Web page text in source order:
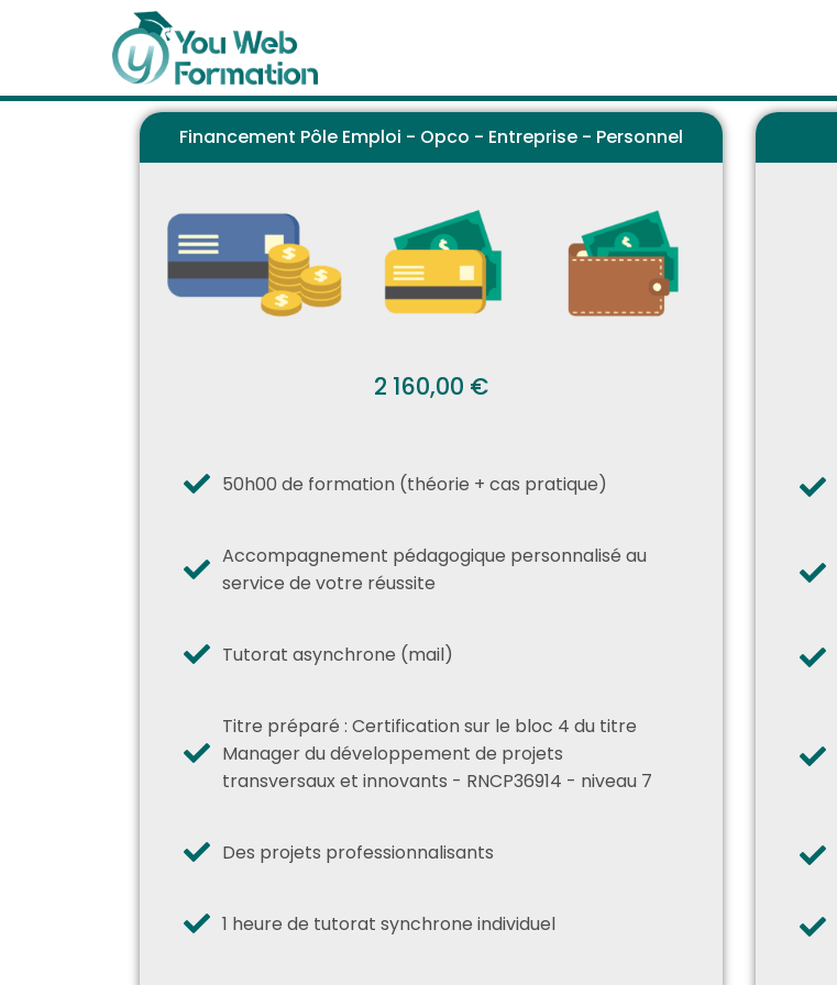
Financement Pôle Emploi - Opco - Entreprise - Personnel
2 160,00 €
50h00 de formation (théorie + cas pratique)
Accompagnement pédagogique personnalisé au
service de votre réussite
Tutorat asynchrone (mail)
Titre préparé : Certification sur le bloc 4 du titre
Manager du développement de projets
transversaux et innovants - RNCP36914 - niveau 7
Des projets professionnalisants
1 heure de tutorat synchrone individuel